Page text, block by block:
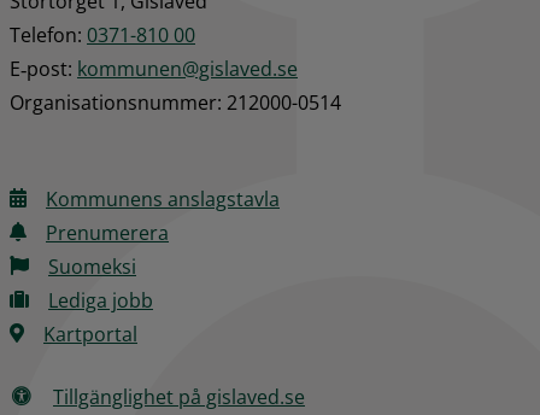
Telefon: 0371-810 00
E‑post: kommunen@gislaved.se
Organisationsnummer: 212000-0514
Kommunens anslagstavla
Prenumerera
Suomeksi
Lediga jobb
Kartportal
Tillgänglighet på gislaved.se